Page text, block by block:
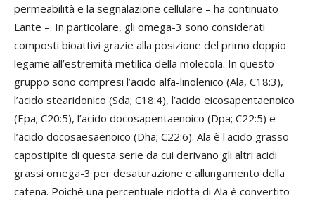
permeabilità e la segnalazione cellulare – ha continuato
Lante –. In particolare, gli omega-3 sono considerati
composti bioattivi grazie alla posizione del primo doppio
legame all’estremità metilica della molecola. In questo
gruppo sono compresi l’acido alfa-linolenico (Ala, C18:3),
l’acido stearidonico (Sda; C18:4), l’acido eicosapentaenoico
(Epa; C20:5), l’acido docosapentaenoico (Dpa; C22:5) e
l’acido docosaesaenoico (Dha; C22:6). Ala è l'acido grasso
capostipite di questa serie da cui derivano gli altri acidi
grassi omega-3 per desaturazione e allungamento della
catena. Poichè una percentuale ridotta di Ala è convertito